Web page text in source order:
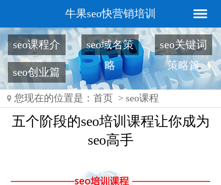
牛果seo快营销培训
seo课程介
绍
seo域名策
略
seo关键词
策略篇
seo创业篇
您现在的位置是： 首页 > seo课程
五个阶段的seo培训课程让你成为
seo高手